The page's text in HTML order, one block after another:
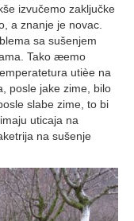
izvučemo zaključke
a znanje je novac.
sa sušenjem
Tako æemo
utièe na
posle jake zime, bilo
slabe zime, to bi
uticaja na
na sušenje